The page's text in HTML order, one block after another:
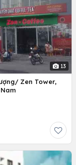
13
Zen Tower,